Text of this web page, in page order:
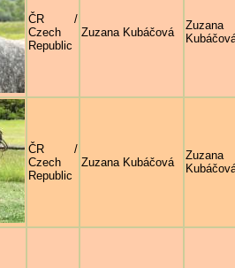
ČR /
Czech
Republic
Zuzana Kubáčová
Zuzana
ČR /
Czech
Republic
Zuzana Kubáčová
Zuzana